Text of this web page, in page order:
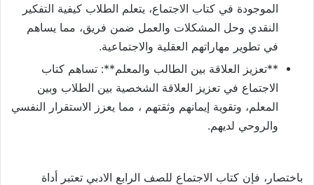
الموجودة في كتاب الاجتماع، يتعلم الطلاب كيفية التفكير
النقدي وحل المشكلات والعمل ضمن فريق، مما يساهم
في تطوير مهاراتهم العقلية والاجتماعية.
**تعزيز العلاقة بين الطالب والمعلم**: تساهم كتاب
الاجتماع في تعزيز العلاقة الشخصية بين الطلاب وبين
المعلم، وتقوية إيمانهم وثقتهم ، مما يعزز الاستقرار النفسي
والروحي لديهم.
باختصار، فإن كتاب الاجتماع للصف الرابع الادبي تعتبر أداة